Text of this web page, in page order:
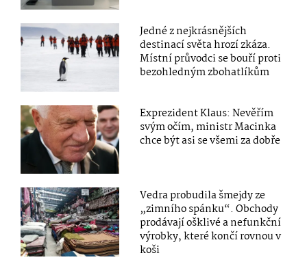
Jedné z nejkrásnějších
destinací světa hrozí zkáza.
Místní průvodci se bouří proti
bezohledným zbohatlíkům
Exprezident Klaus: Nevěřím
svým očím, ministr Macinka
chce být asi se všemi za dobře
Vedra probudila šmejdy ze
„zimního spánku“. Obchody
prodávají ošklivé a nefunkční
výrobky, které končí rovnou v
koši